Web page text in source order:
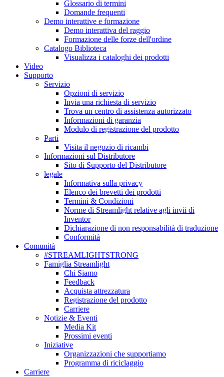
Glossario di termini
Domande frequenti
Demo interattive e formazione
Demo interattiva del raggio
Formazione delle forze dell'ordine
Catalogo Biblioteca
Visualizza i cataloghi dei prodotti
Video
Supporto
Servizio
Opzioni di servizio
Invia una richiesta di servizio
Trova un centro di assistenza autorizzato
Informazioni di garanzia
Modulo di registrazione del prodotto
Parti
Visita il negozio di ricambi
Informazioni sul Distributore
Sito di Supporto del Distributore
legale
Informativa sulla privacy
Elenco dei brevetti dei prodotti
Termini & Condizioni
Norme di Streamlight relative agli invii di
Inventor
Dichiarazione di non responsabilità di traduzione
Conformità
Comunità
#STREAMLIGHTSTRONG
Famiglia Streamlight
Chi Siamo
Feedback
Acquista attrezzatura
Registrazione del prodotto
Carriere
Notizie & Eventi
Media Kit
Prossimi eventi
Iniziative
Organizzazioni che supportiamo
Programma di riciclaggio
Carriere